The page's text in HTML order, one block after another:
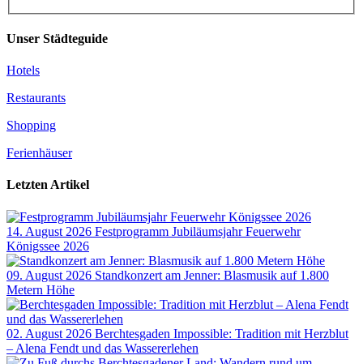
Unser Städteguide
Hotels
Restaurants
Shopping
Ferienhäuser
Letzten Artikel
14. August 2026 Festprogramm Jubiläumsjahr Feuerwehr
Königssee 2026
09. August 2026 Standkonzert am Jenner: Blasmusik auf 1.800
Metern Höhe
02. August 2026 Berchtesgaden Impossible: Tradition mit Herzblut
– Alena Fendt und das Wassererlehen